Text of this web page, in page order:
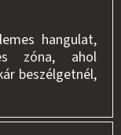
hangulat,
zóna, ahol
beszélgetnél,